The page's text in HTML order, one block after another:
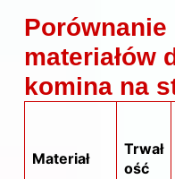
materiałów
komina na
Materiał
Trwał
ość